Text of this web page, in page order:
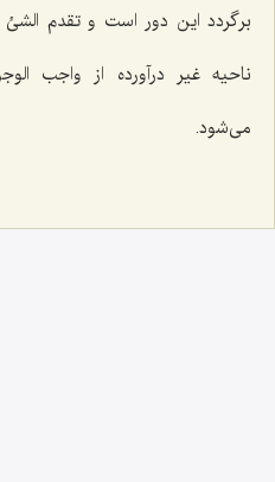
برگردد این دور است و تقدم
ناحیه غیر درآورده از واجب
مى‌شود.